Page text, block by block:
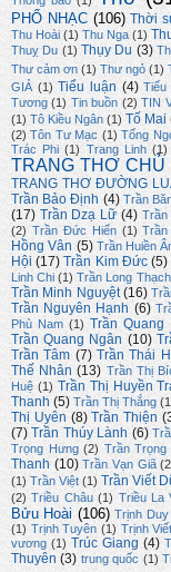
PHỔ NHẠC (106) Thời
Thu Hoài (1) Thu Nga (1)
Thuỵ Du (1) Thụy Du (3)
Thư cảm ơn (1) Thư ngỏ (1)
GIẢ (1) Tiểu luận (4)
Tương (1) Tin buồn (2) TIN
(1) Tô Kiều Ngân (1) Tố Mai
(2) Tôn Tư Mạc (1) Tống
Trác Phi (1) Trang Linh (1)
TRANG THƠ CHỦ
TRANG THƠ ĐƯỜNG
Trần Bảo Định (4) Trần
(17) Trần Dzạ Lữ (4) Trần
(2) Trần Đức Hiển (1)
Hồng Vân (5) Trần Huiền
Hội (17) Trần Kim Đức (5)
Linh Chi (1) Trần Long Thạch
Trần Minh Nguyệt (16)
Trần Nguyên Hạnh (6)
Phù Nam (1) Trần Quang
Trần Quang Ngân (10)
Trần Tâm (7) Trần Thái
Thế Nhân (13) Trần Thị
Huệ (1) Trần Thị Huyền
Thanh (5) Trần Thị Thắng
Thị Uyên (8) Trần Thiện
(7) Trần Thúy Lành (6)
Trọng Hưng (2) Trần Trọng
Thanh (10) Trần Vạn Giã
(1) Trần Việt (1) Trần Viết
(2) Triều Châu (1) Triều La
Bửu Hoài (106) Trịnh Duy
(1) Trịnh Tuyên (1) Trịnh
vương (1) Trúc Giang (4)
Thuyên (3) trung quốc (1)